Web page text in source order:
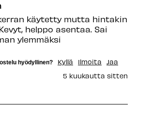
käytetty mutta hintakin
helppo asentaa. Sai
ylemmäksi
hyödyllinen? Kyllä Ilmoita
Jaa
5 kuukautta sitten